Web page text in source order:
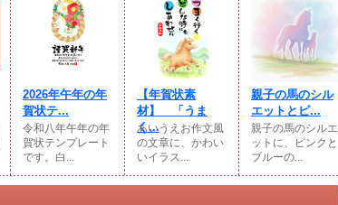
2026年午年の年
賀状テ...
令和八年午年の年
賀状テンプレート
です。白...
【年賀状素
材】 「うま
く...
あいうえお作文風
の文章に、かわい
いイラス...
親子の馬のシル
エットとピ...
親子の馬のシルエ
ットに、ピンクと
ブルーの...